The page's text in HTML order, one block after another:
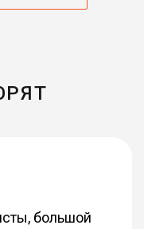
большой